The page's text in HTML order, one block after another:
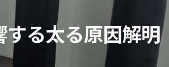
る太る原因解明